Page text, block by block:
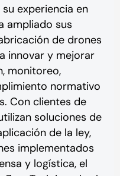
experiencia en
ampliado sus
de drones
innovar y mejorar
monitoreo,
normativo
Con clientes de
soluciones de
de la ley,
implementados
y logística, el